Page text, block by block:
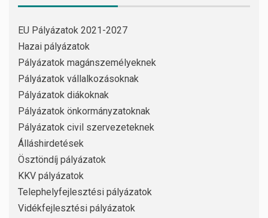
EU Pályázatok 2021-2027
Hazai pályázatok
Pályázatok magánszemélyeknek
Pályázatok vállalkozásoknak
Pályázatok diákoknak
Pályázatok önkormányzatoknak
Pályázatok civil szervezeteknek
Álláshirdetések
Ösztöndíj pályázatok
KKV pályázatok
Telephelyfejlesztési pályázatok
Vidékfejlesztési pályázatok